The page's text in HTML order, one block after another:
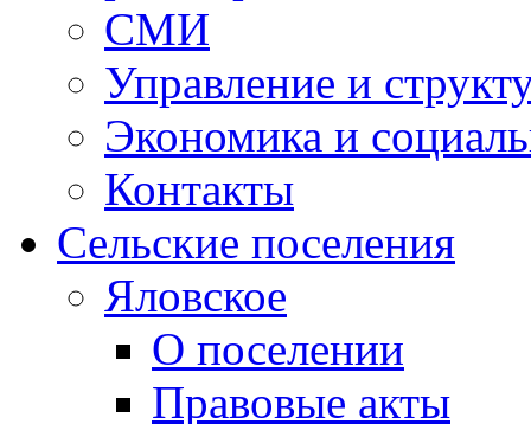
СМИ
Управление и
Экономика и
Контакты
Сельские поселения
Яловское
О поселении
Правовые акты